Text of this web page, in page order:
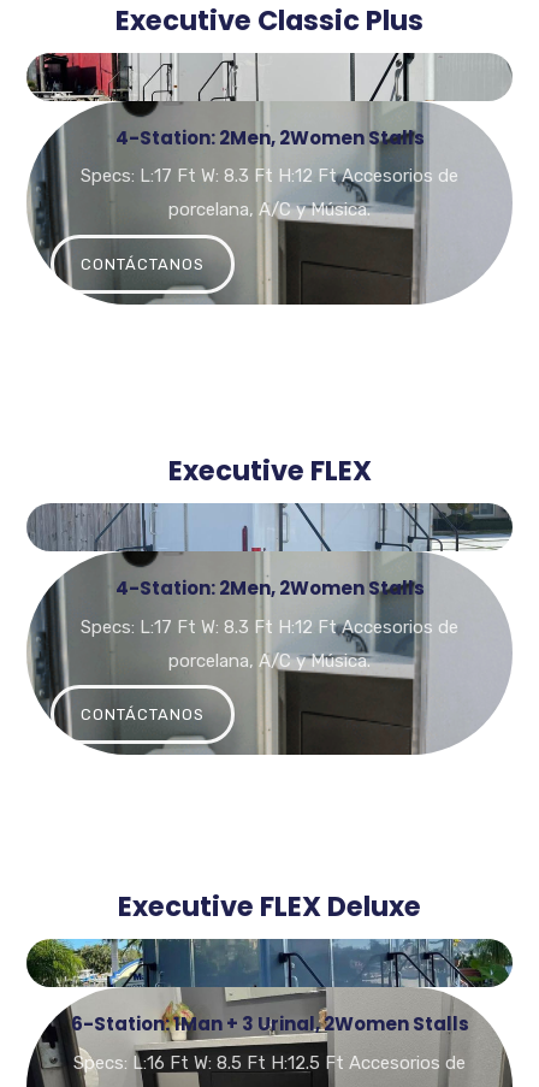
Executive Classic Plus
4-Station: 2Men, 2Women Stalls
Specs: L:17 Ft W: 8.3 Ft H:12 Ft Accesorios de
porcelana, A/C y Música.
CONTÁCTANOS
Executive FLEX
4-Station: 2Men, 2Women Stalls
Specs: L:17 Ft W: 8.3 Ft H:12 Ft Accesorios de
porcelana, A/C y Música.
CONTÁCTANOS
Executive FLEX Deluxe
6-Station: 1Man + 3 Urinal, 2Women Stalls
Specs: L:16 Ft W: 8.5 Ft H:12.5 Ft Accesorios de